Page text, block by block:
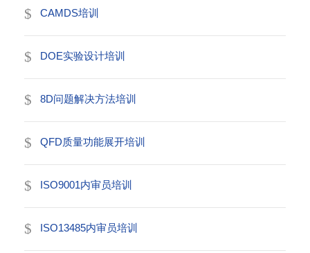
CAMDS培训
DOE实验设计培训
8D问题解决方法培训
QFD质量功能展开培训
ISO9001内审员培训
ISO13485内审员培训